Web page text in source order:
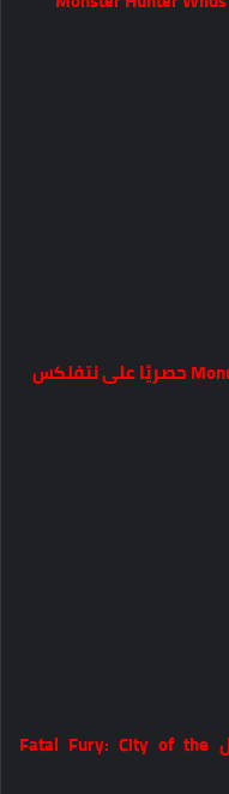
الكشف عن تاريخ إصدار لعبة القتال Fatal Fury: City of the